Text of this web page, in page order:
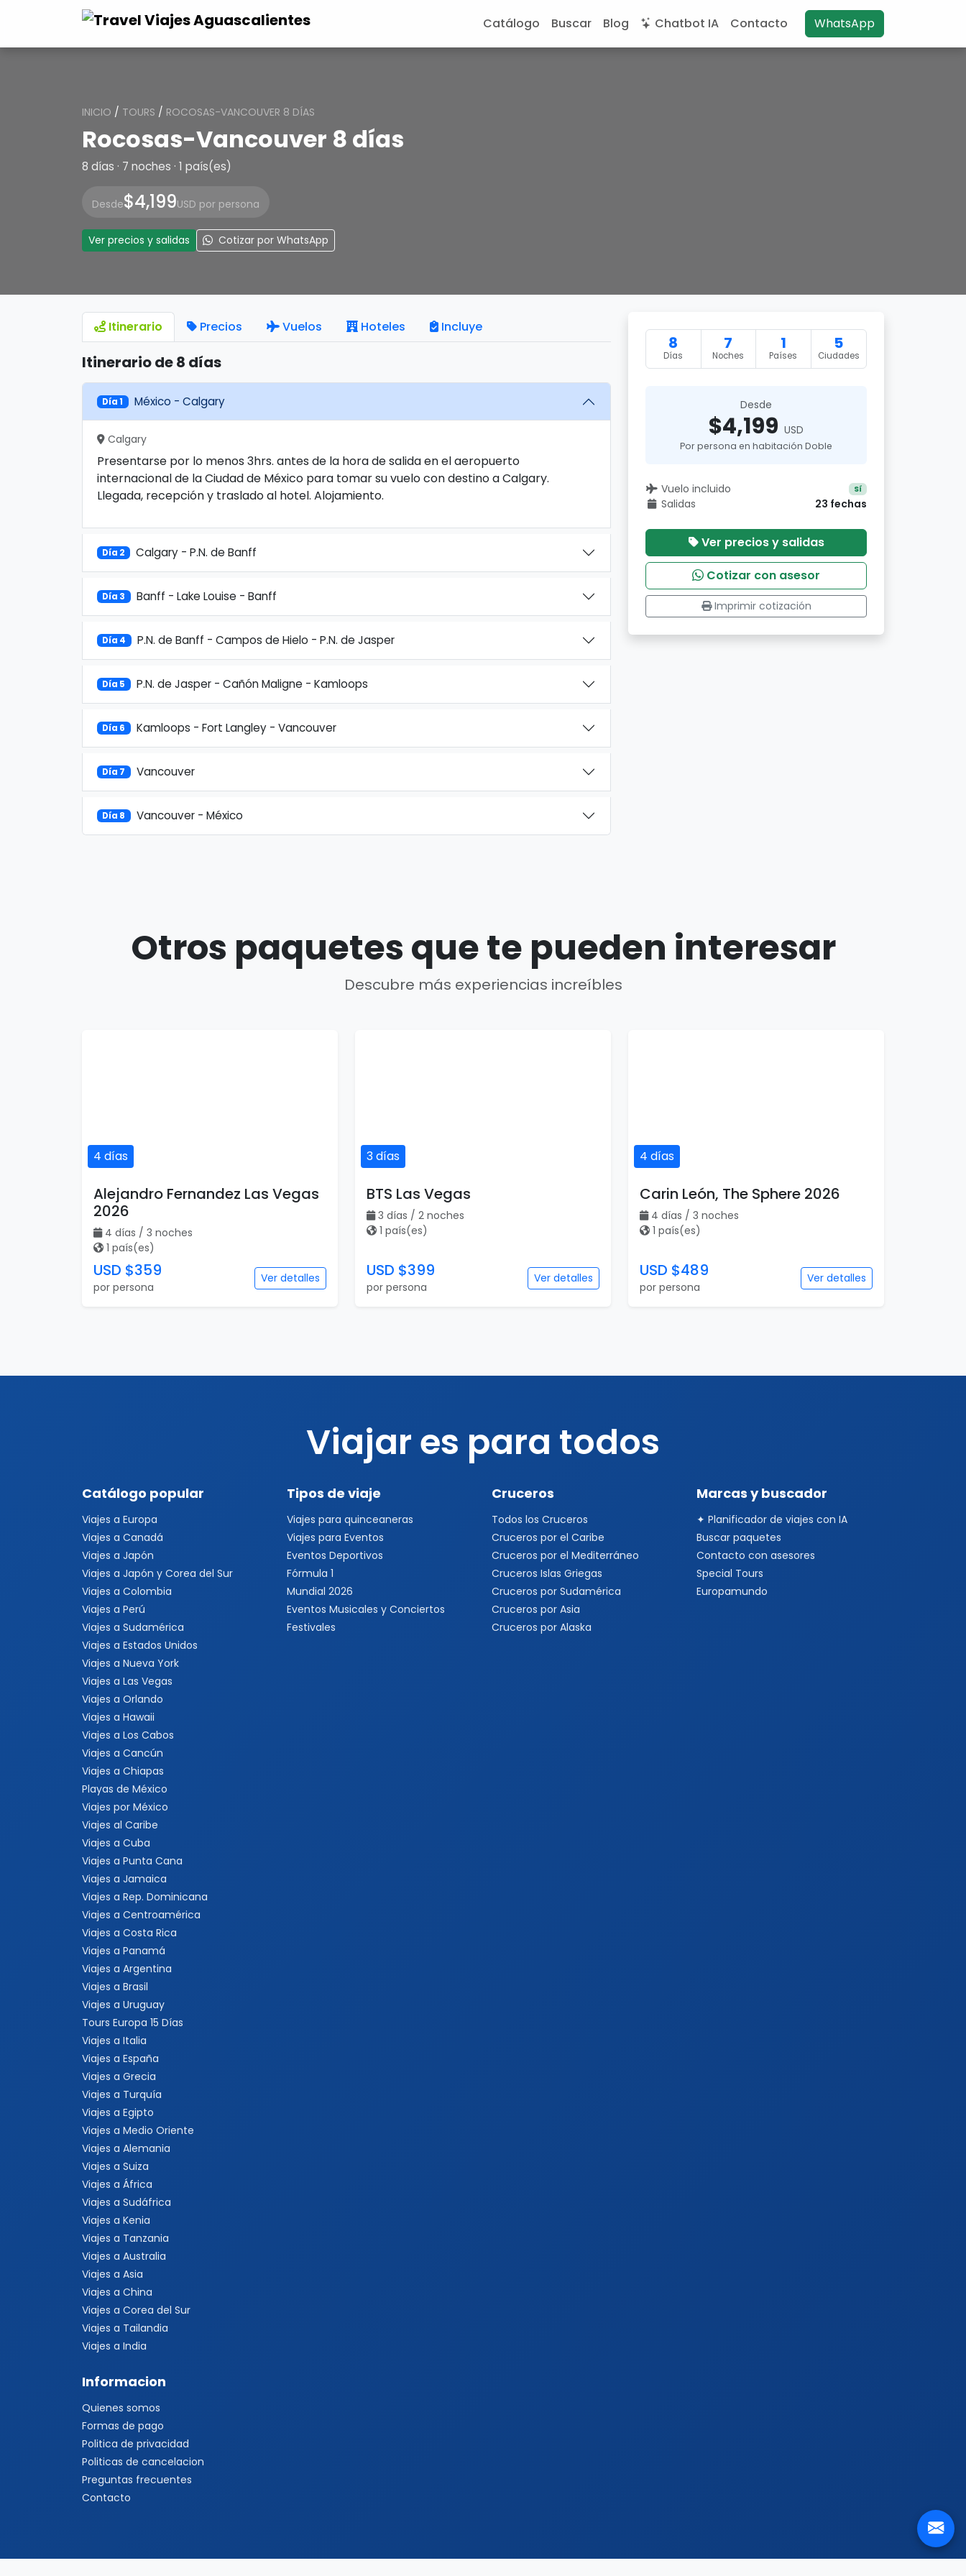
Catálogo Buscar Blog Chatbot IA Contacto WhatsApp
INICIO / TOURS / ROCOSAS-VANCOUVER 8 DÍAS
Rocosas-Vancouver 8 días
8 días · 7 noches · 1 país(es)
Desde$4,199USD por persona
Ver precios y salidas Cotizar por WhatsApp
Itinerario Precios Vuelos Hoteles Incluye
Itinerario de 8 días
Día 1 México - Calgary
Calgary
Presentarse por lo menos 3hrs. antes de la hora de salida en el aeropuerto
internacional de la Ciudad de México para tomar su vuelo con destino a Calgary.
Llegada, recepción y traslado al hotel. Alojamiento.
Día 2 Calgary - P.N. de Banff
Día 3 Banff - Lake Louise - Banff
Día 4 P.N. de Banff - Campos de Hielo - P.N. de Jasper
Día 5 P.N. de Jasper - Cañón Maligne - Kamloops
Día 6 Kamloops - Fort Langley - Vancouver
Día 7 Vancouver
Día 8 Vancouver - México
8
Días
7
Noches
1
Países
5
Ciudades
Desde
$4,199 USD
Por persona en habitación Doble
Vuelo incluido Sí
Salidas 23 fechas
Ver precios y salidas
Cotizar con asesor
Imprimir cotización
Otros paquetes que te pueden interesar
Descubre más experiencias increíbles
4 días
Alejandro Fernandez Las Vegas
2026
4 días / 3 noches
1 país(es)
USD $359
por persona
Ver detalles
3 días
BTS Las Vegas
3 días / 2 noches
1 país(es)
USD $399
por persona
Ver detalles
4 días
Carin León, The Sphere 2026
4 días / 3 noches
1 país(es)
USD $489
por persona
Ver detalles
Viajar es para todos
Catálogo popular
Viajes a Europa
Viajes a Canadá
Viajes a Japón
Viajes a Japón y Corea del Sur
Viajes a Colombia
Viajes a Perú
Viajes a Sudamérica
Viajes a Estados Unidos
Viajes a Nueva York
Viajes a Las Vegas
Viajes a Orlando
Viajes a Hawaii
Viajes a Los Cabos
Viajes a Cancún
Viajes a Chiapas
Playas de México
Viajes por México
Viajes al Caribe
Viajes a Cuba
Viajes a Punta Cana
Viajes a Jamaica
Viajes a Rep. Dominicana
Viajes a Centroamérica
Viajes a Costa Rica
Viajes a Panamá
Viajes a Argentina
Viajes a Brasil
Viajes a Uruguay
Tours Europa 15 Días
Viajes a Italia
Viajes a España
Viajes a Grecia
Viajes a Turquía
Viajes a Egipto
Viajes a Medio Oriente
Viajes a Alemania
Viajes a Suiza
Viajes a África
Viajes a Sudáfrica
Viajes a Kenia
Viajes a Tanzania
Viajes a Australia
Viajes a Asia
Viajes a China
Viajes a Corea del Sur
Viajes a Tailandia
Viajes a India
Tipos de viaje
Viajes para quinceaneras
Viajes para Eventos
Eventos Deportivos
Fórmula 1
Mundial 2026
Eventos Musicales y Conciertos
Festivales
Cruceros
Todos los Cruceros
Cruceros por el Caribe
Cruceros por el Mediterráneo
Cruceros Islas Griegas
Cruceros por Sudamérica
Cruceros por Asia
Cruceros por Alaska
Marcas y buscador
✦ Planificador de viajes con IA
Buscar paquetes
Contacto con asesores
Special Tours
Europamundo
Informacion
Quienes somos
Formas de pago
Politica de privacidad
Politicas de cancelacion
Preguntas frecuentes
Contacto